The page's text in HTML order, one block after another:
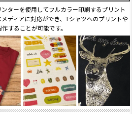
ターを使用してフルカラー印刷するプリント
ディアに対応ができ、Tシャツへのプリントや
することが可能です。